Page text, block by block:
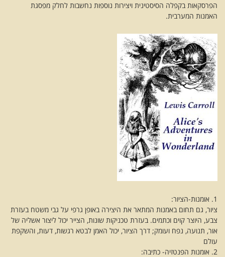
הפרסקאות בקפלה הסיסטינית ויצירות נוספות נחשבות לחלק מפסגת
האמנות המערבית.
1. אומנות-הציור:
ציור, גם תחום באמנות המתאר את היצירה באופן גרפי על גבי משטח בעזרת
צבע, היוצר קוים וכתמים. בעזרת טכניקות שונות, הצייר יכול ליצור אשליה של
אור, תנועה, נפח ועומק; דרך הציור, יכול האמן לבטא רגשות, דעות, והשקפת
עולם
2. אומנות הפנטזיה- כתיבה: